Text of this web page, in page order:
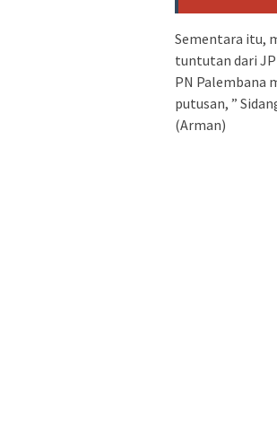
Sementara itu,
tuntutan dari
PN Palembana
putusan, ”
(Arman)